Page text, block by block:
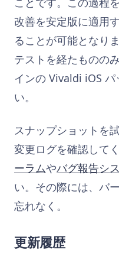
改善を安定版に適用
ることが可能となり
テストを経たものの
インの Vivaldi iOS
い。
スナップショットを
変更ログを確認して
ーラムやバグ報告シ
い。その際には、バ
忘れなく。
更新履歴